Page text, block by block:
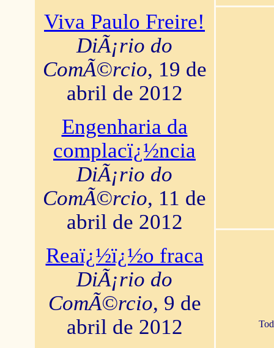
Viva Paulo Freire!
DiÃ¡rio do
ComÃ©rcio, 19 de
abril de 2012
Engenharia da
complacï¿½ncia
DiÃ¡rio do
ComÃ©rcio, 11 de
abril de 2012
Reaï¿½ï¿½o fraca
DiÃ¡rio do
ComÃ©rcio, 9 de
abril de 2012